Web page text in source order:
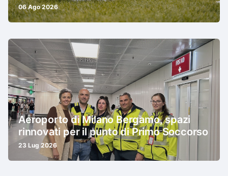
06 Ago 2026
Aeroporto di Milano Bergamo, spazi
rinnovati per il punto di Primo Soccorso
23 Lug 2026